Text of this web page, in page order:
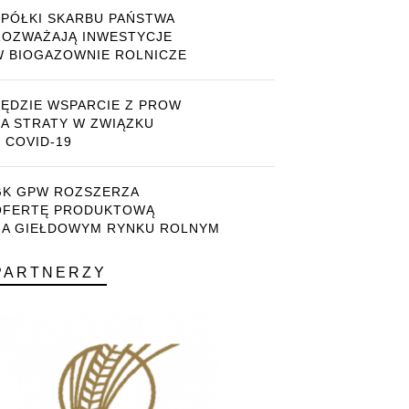
SKARBU PAŃSTWA
INWESTYCJE
BIOGAZOWNIE ROLNICZE
WSPARCIE Z PROW
STRATY W ZWIĄZKU
COVID-19
GPW ROZSZERZA
PRODUKTOWĄ
GIEŁDOWYM RYNKU ROLNYM